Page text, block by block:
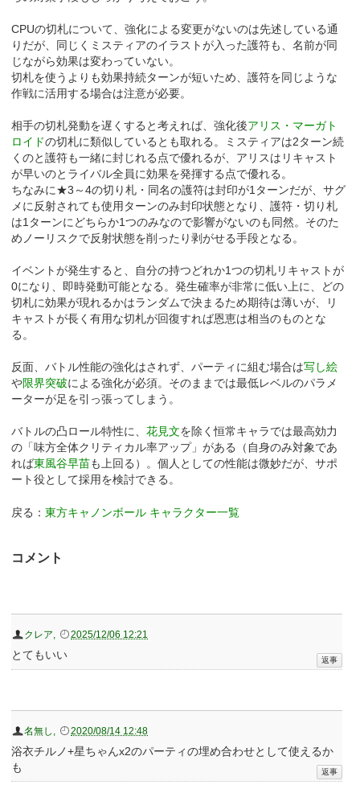
CPUの切札について、強化による変更がないのは先述している通
りだが、同じくミスティアのイラストが入った護符も、名前が同
じながら効果は変わっていない。
切札を使うよりも効果持続ターンが短いため、護符を同じような
作戦に活用する場合は注意が必要。
相手の切札発動を遅くすると考えれば、強化後アリス・マーガト
ロイドの切札に類似しているとも取れる。ミスティアは2ターン続
くのと護符も一緒に封じれる点で優れるが、アリスはリキャスト
が早いのとライバル全員に効果を発揮する点で優れる。
ちなみに★3～4の切り札・同名の護符は封印が1ターンだが、サグ
メに反射されても使用ターンのみ封印状態となり、護符・切り札
は1ターンにどちらか1つのみなので影響がないのも同然。そのた
めノーリスクで反射状態を削ったり剥がせる手段となる。
イベントが発生すると、自分の持つどれか1つの切札リキャストが
0になり、即時発動可能となる。発生確率が非常に低い上に、どの
切札に効果が現れるかはランダムで決まるため期待は薄いが、リ
キャストが長く有用な切札が回復すれば恩恵は相当のものとな
る。
反面、バトル性能の強化はされず、パーティに組む場合は写し絵
や限界突破による強化が必須。そのままでは最低レベルのパラメ
ーターが足を引っ張ってしまう。
バトルの凸ロール特性に、花見文を除く恒常キャラでは最高効力
の「味方全体クリティカル率アップ」がある（自身のみ対象であ
れば東風谷早苗も上回る）。個人としての性能は微妙だが、サポ
ート役として採用を検討できる。
戻る：東方キャノンボール キャラクター一覧
コメント
クレア 2025/12/06 12:21
とてもいい
名無し 2020/08/14 12:48
浴衣チルノ+星ちゃんx2のパーティの埋め合わせとして使えるか
も